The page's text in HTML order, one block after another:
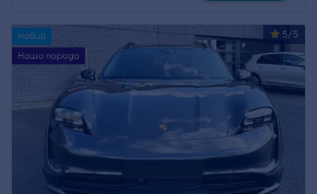
5/5
Новий
Наша порада